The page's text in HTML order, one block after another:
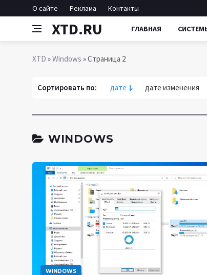
О сайте Реклама Контакты
XTD.RU ГЛАВНАЯ
XTD »Windows » Страница 2
Сортировать по: дате дате изменения
WINDOWS
WINDOWS